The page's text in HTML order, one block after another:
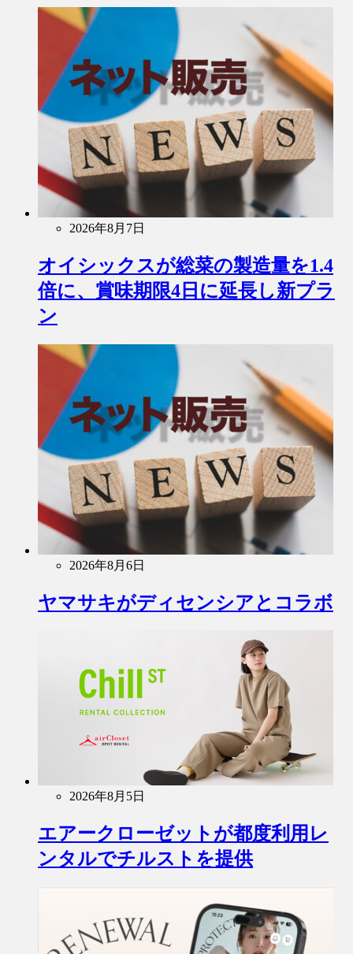
2026年8月7日
オイシックスが総菜の製造量を1.4
倍に、賞味期限4日に延長し新プラ
ン
2026年8月6日
ヤマサキがディセンシアとコラボ
2026年8月5日
エアークローゼットが都度利用レ
ンタルでチルストを提供